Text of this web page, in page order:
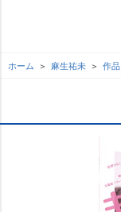
ホーム 麻生祐未 作品